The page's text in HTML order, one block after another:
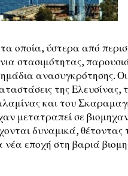
οποία, ύστερα από
στασιμότητας,
ανασυγκρότησης. Οι
της Ελευσίνας,
και του
μετατραπεί σε
δυναμικά, θέτοντας
νέα εποχή στη βαριά